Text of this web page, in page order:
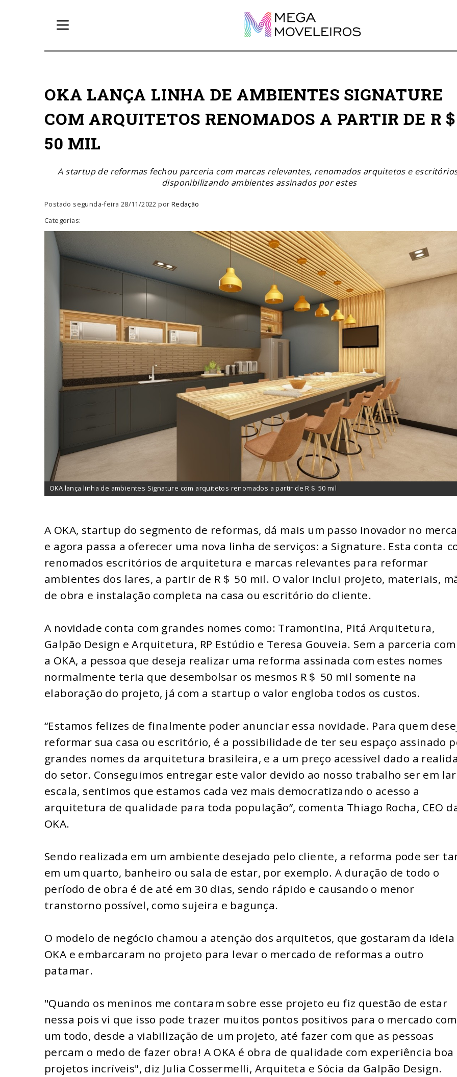
OKA LANÇA LINHA DE AMBIENTES SIGNATURE
COM ARQUITETOS RENOMADOS A PARTIR DE R
50 MIL
A startup de reformas fechou parceria com marcas relevantes, renomados arquitetos e
disponibilizando ambientes assinados por estes
Postado segunda-feira 28/11/2022 por Redação
Categorias:
OKA lança linha de ambientes Signature com arquitetos renomados a partir de R＄ 50 mil
A OKA, startup do segmento de reformas, dá mais um passo inovador no
e agora passa a oferecer uma nova linha de serviços: a Signature. Esta conta
renomados escritórios de arquitetura e marcas relevantes para reformar
ambientes dos lares, a partir de R＄ 50 mil. O valor inclui projeto, materiais,
de obra e instalação completa na casa ou escritório do cliente.
A novidade conta com grandes nomes como: Tramontina, Pitá Arquitetura,
Galpão Design e Arquitetura, RP Estúdio e Teresa Gouveia. Sem a parceria com
a OKA, a pessoa que deseja realizar uma reforma assinada com estes nomes
normalmente teria que desembolsar os mesmos R＄ 50 mil somente na
elaboração do projeto, já com a startup o valor engloba todos os custos.
“Estamos felizes de finalmente poder anunciar essa novidade. Para quem
reformar sua casa ou escritório, é a possibilidade de ter seu espaço assinado
grandes nomes da arquitetura brasileira, e a um preço acessível dado a
do setor. Conseguimos entregar este valor devido ao nosso trabalho ser em
escala, sentimos que estamos cada vez mais democratizando o acesso a
arquitetura de qualidade para toda população”, comenta Thiago Rocha, CEO
OKA.
Sendo realizada em um ambiente desejado pelo cliente, a reforma pode ser
em um quarto, banheiro ou sala de estar, por exemplo. A duração de todo o
período de obra é de até em 30 dias, sendo rápido e causando o menor
transtorno possível, como sujeira e bagunça.
O modelo de negócio chamou a atenção dos arquitetos, que gostaram da
OKA e embarcaram no projeto para levar o mercado de reformas a outro
patamar.
"Quando os meninos me contaram sobre esse projeto eu fiz questão de estar
nessa pois vi que isso pode trazer muitos pontos positivos para o mercado
um todo, desde a viabilização de um projeto, até fazer com que as pessoas
percam o medo de fazer obra! A OKA é obra de qualidade com experiência boa
projetos incríveis", diz Julia Cossermelli, Arquiteta e Sócia da Galpão Design.